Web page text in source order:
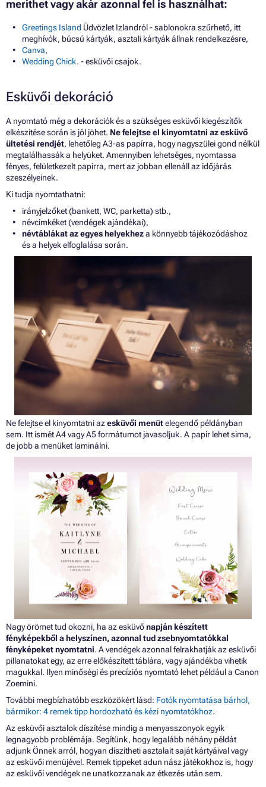
meríthet vagy akár azonnal fel is használhat:
Greetings Island Üdvözlet Izlandról - sablonokra szűrhető, itt
meghívók, búcsú kártyák, asztali kártyák állnak rendelkezésre,
Canva,
Wedding Chick. - esküvői csajok.
Esküvői dekoráció
A nyomtató még a dekorációk és a szükséges esküvői kiegészítők
elkészítése során is jól jöhet. Ne felejtse el kinyomtatni az esküvő
ültetési rendjét, lehetőleg A3-as papírra, hogy nagyszülei gond nélkül
megtalálhassák a helyüket. Amennyiben lehetséges, nyomtassa
fényes, felületkezelt papírra, mert az jobban ellenáll az időjárás
szeszélyeinek.
Ki tudja nyomtathatni:
irányjelzőket (bankett, WC, parketta) stb.,
névcímkéket (vendégek ajándékai),
névtáblákat az egyes helyekheza könnyebb tájékozódáshoz
és a helyek elfoglalása során.
Ne felejtse el kinyomtatni azesküvői menütelegendő példányban
sem. Itt ismét A4 vagy A5 formátumot javasoljuk. A papír lehet sima,
de jobb a menüket laminálni.
Nagy örömet tud okozni, ha az esküvőnapján készített
fényképekből a helyszínen, azonnal tud zsebnyomtatókkal
fényképeket nyomtatni. A vendégek azonnal felrakhatják az esküvői
pillanatokat egy, az erre előkészített táblára, vagy ajándékba vihetik
magukkal. Ilyen minőségi és precíziós nyomtató lehet például a Canon
Zoemini.
További megbízhatóbb eszközökért lásd: Fotók nyomtatása bárhol,
bármikor: 4 remek tipp hordozható és kézi nyomtatókhoz.
Az esküvői asztalok díszítése mindig a menyasszonyok egyik
legnagyobb problémája. Segítünk, hogy legalább néhány példát
adjunk Önnek arról, hogyan díszítheti asztalait saját kártyáival vagy
az esküvői menüjével. Remek tippeket adun nász játékokhoz is, hogy
az esküvői vendégek ne unatkozzanak az étkezés után sem.